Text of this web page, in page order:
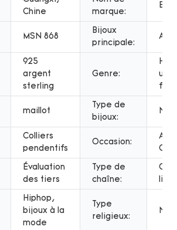
Chine
marque:
MSN 868
Bijoux
principale:
925
argent
sterling
Genre:
maillot
Type de
bijoux:
Colliers
pendentifs
Occasion:
Évaluation
des tiers
Type de
chaîne:
Hiphop,
bijoux à la
mode
Type
religieux: